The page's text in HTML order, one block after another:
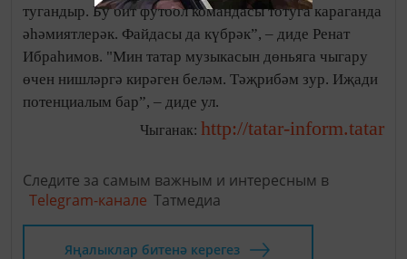
тугандыр. Бу бит футбол командасы тотуга караганда
әһәмиятлерәк. Файдасы да күбрәк”, – диде Ренат
Ибраһимов. "Мин татар музыкасын дөньяга чыгару
өчен нишләргә кирәген беләм. Тәҗрибәм зур. Иҗади
потенциалым бар”, – диде ул.
Чыганак: http://tatar-inform.tatar
Следите за самым важным и интересным в
Telegram-канале Татмедиа
Яңалыклар битенә керегез